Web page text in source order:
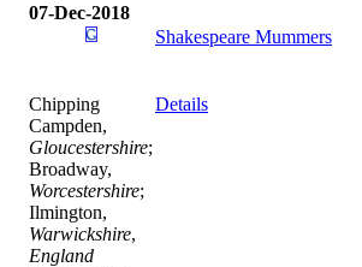
07-Dec-2018
Shakespeare Mummers
Chipping
Campden,
Gloucestershire;
Broadway,
Worcestershire;
Ilmington,
Warwickshire,
England
Details